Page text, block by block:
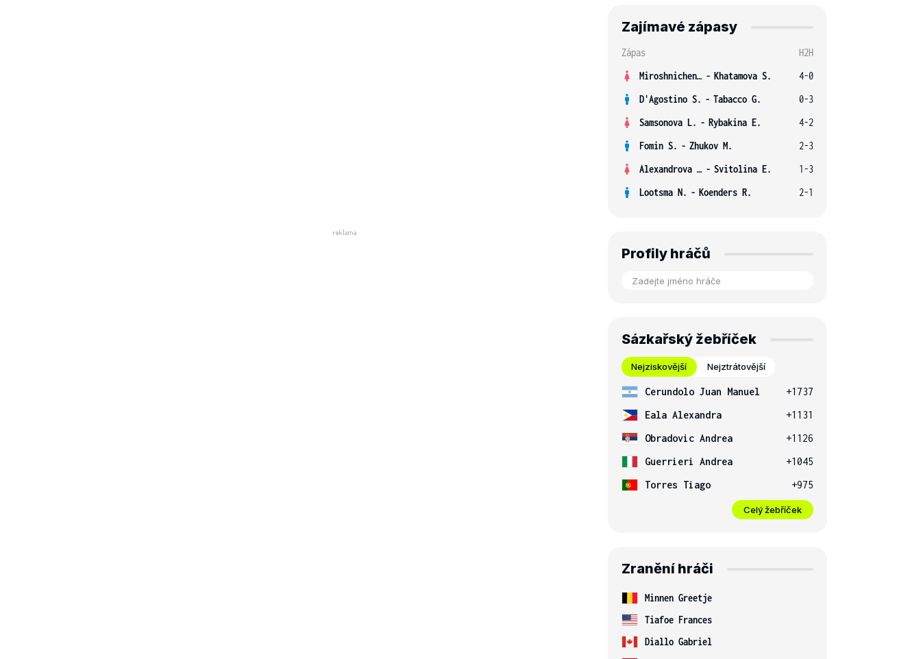
Zajímavé zápasy
Zápas
H2H
Miroshnichenko V. - Khatamova S.
4-0
D'Agostino S. - Tabacco G.
0-3
Samsonova L. - Rybakina E.
4-2
Fomin S. - Zhukov M.
2-3
Alexandrova E. - Svitolina E.
1-3
Lootsma N. - Koenders R. 2-1
Profily hráčů
Sázkařský žebříček
Nejziskovější Nejztrátovější
Cerundolo Juan Manuel
+1737
Eala Alexandra
+1131
Obradovic Andrea
+1126
Guerrieri Andrea
+1045
Torres Tiago
+975
Celý žebříček
Zranění hráči
Minnen Greetje
Tiafoe Frances
Diallo Gabriel